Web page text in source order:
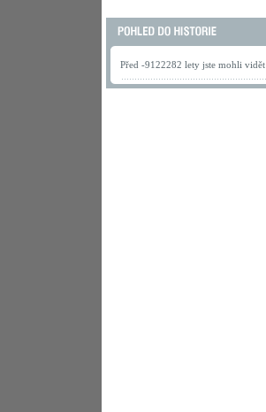
Před -9122282 lety jste mohli vidět .